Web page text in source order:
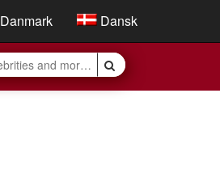
Danmark Dansk